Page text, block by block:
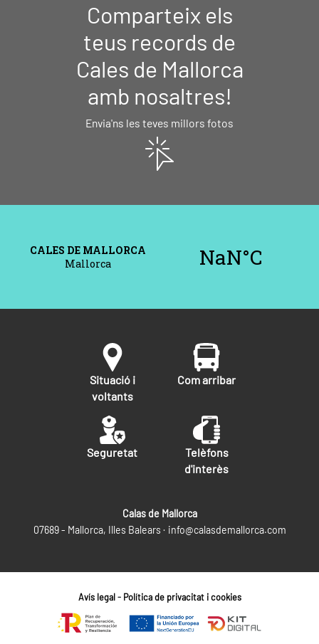
Comparteix els
teus records de
Cales de Mallorca
amb nosaltres!
Envia'ns les teves millors fotos
Situació i
voltants
Com arribar
Seguretat
Telèfons
d'interès
Calas de Mallorca
07689 - Mallorca, Illes Balears · info@calasdemallorca.com
Avís legal - Política de privacitat i cookies